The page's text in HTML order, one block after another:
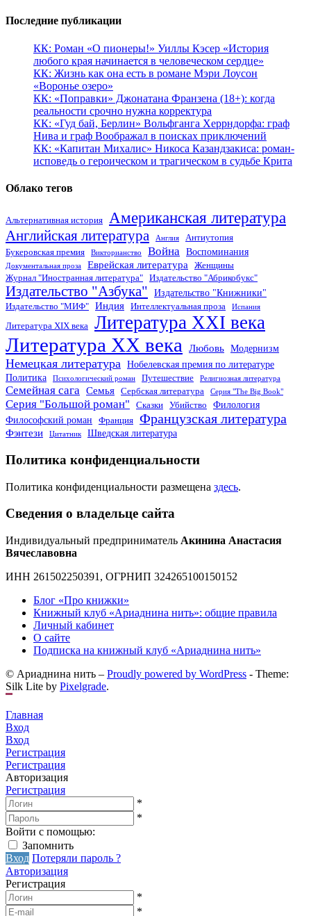
Последние публикации
КК: Роман «О пионеры!» Уиллы Кэсер «История
любого края начинается в человеческом сердце»
КК: Жизнь как она есть в романе Мэри Лоусон
«Воронье озеро»
КК: «Поправки» Джонатана Франзена (18+): когда
реальности срочно нужна корректура
КК: «Гуд бай, Берлин» Вольфганга Херрндорфа: граф
Нива и граф Воображал в поисках приключений
КК: «Капитан Михалис» Никоса Казандзакиса: роман-
исповедь о героическом и трагическом в судьбе Крита
Облако тегов
Альтернативная история Американская литература
Английская литература Англия
Антиутопия
Букеровская премия
Викторианство Война Воспоминания
Документальная проза Еврейская литература
Женщины
Журнал "Иностранная литература"
Издательство "Абрикобукс"
Издательство "Азбука" Издательство "Книжники"
Издательство "МИФ" Индия Интеллектуальная проза Испания
Литература XIX века Литература XXI века
Литература XX века Любовь Модернизм
Немецкая литература Нобелевская премия по литературе
Политика
Психологический роман Путешествие Религиозная литература
Семейная сага Семья Сербская литература Серия "The Big Book"
Серия "Большой роман" Сказки Убийство
Филология
Философский роман
Франция Французская литература
Фэнтези Цитатник Шведская литература
Политика конфиденциальности
Политика конфиденциальности размещена здесь.
Сведения о владельце сайта
Индивидуальный предприниматель Акинина Анастасия
Вячеславовна
ИНН 261502250391, ОГРНИП 324265100150152
Блог «Про книжки»
Книжный клуб «Ариаднина нить»: общие правила
Личный кабинет
О сайте
Подписка на книжный клуб «Ариаднина нить»
© Ариаднина нить – Proudly powered by WordPress - Theme:
Silk Lite by Pixelgrade.
Главная
Вход
Вход
Регистрация
Регистрация
Авторизация
Регистрация
*
*
Войти с помощью:
Запомнить
Вход Потеряли пароль ?
Авторизация
Регистрация
*
*